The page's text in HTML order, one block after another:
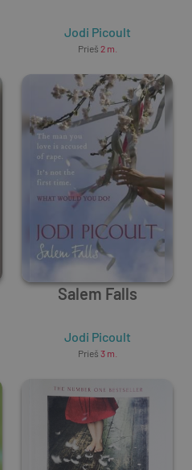
Jodi Picoult
Prieš 2 m.
Salem Falls
Jodi Picoult
Prieš 3 m.